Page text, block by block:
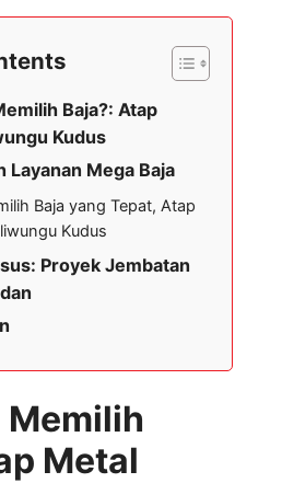
Baja?: Atap
Kudus
Layanan Mega Baja
Baja yang Tepat, Atap
Kudus
Proyek Jembatan
Memilih
Metal